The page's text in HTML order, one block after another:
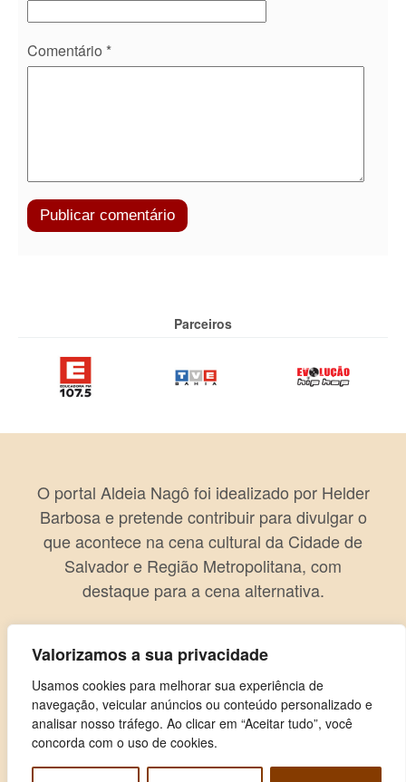
Valorizamos a sua privacidade
Usamos cookies para melhorar sua experiência de
navegação, veicular anúncios ou conteúdo personalizado e
analisar nosso tráfego. Ao clicar em “Aceitar tudo”, você
concorda com o uso de cookies.
Comentário *
Parceiros
O portal Aldeia Nagô foi idealizado por Helder
Barbosa e pretende contribuir para divulgar o
que acontece na cena cultural da Cidade de
Salvador e Região Metropolitana, com
destaque para a cena alternativa.